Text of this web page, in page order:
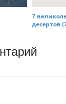
7
десертов